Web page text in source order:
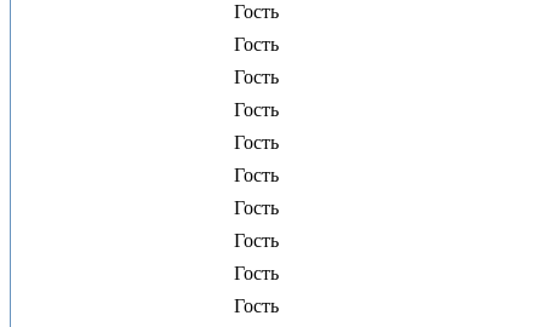
Гость
Гость
Гость
Гость
Гость
Гость
Гость
Гость
Гость
Гость